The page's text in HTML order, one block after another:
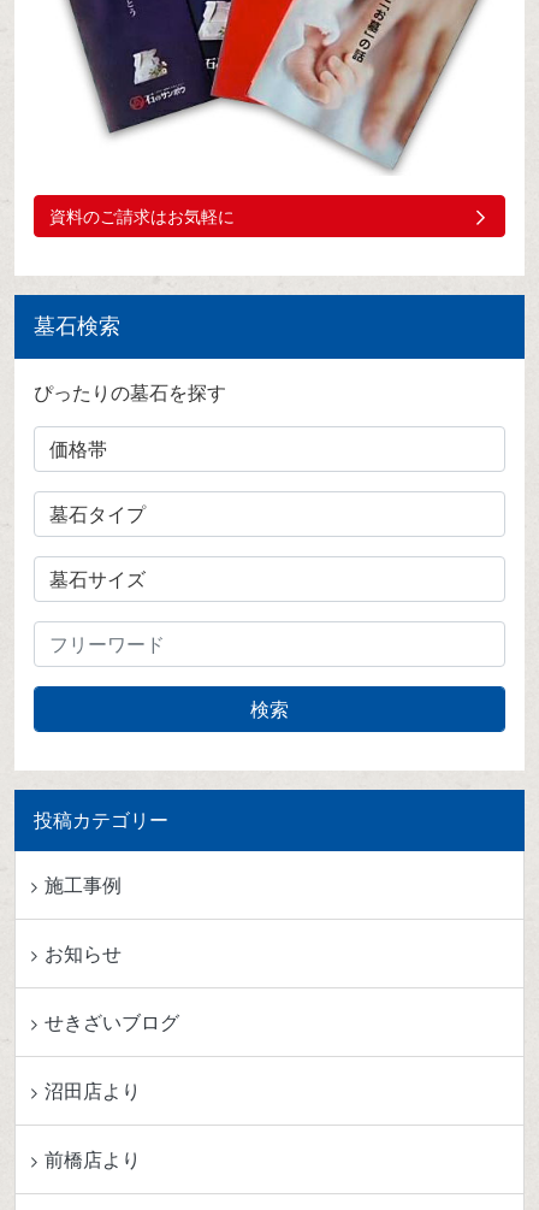
資料のご請求はお気軽に
墓石検索
ぴったりの墓石を探す
投稿カテゴリー
施工事例
お知らせ
せきざいブログ
沼田店より
前橋店より